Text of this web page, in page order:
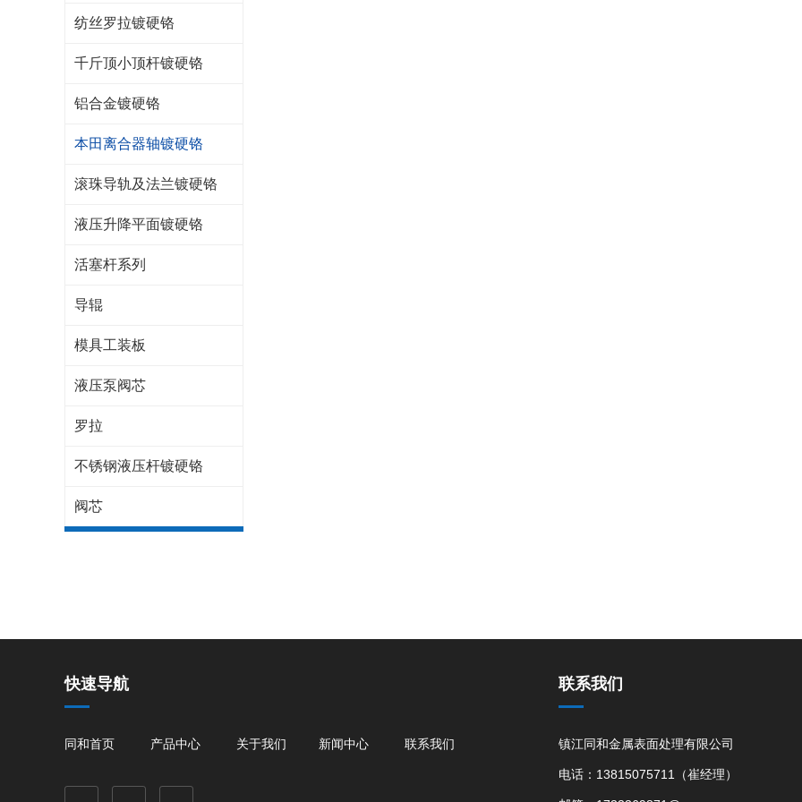
纺丝罗拉镀硬铬
千斤顶小顶杆镀硬铬
铝合金镀硬铬
本田离合器轴镀硬铬
滚珠导轨及法兰镀硬铬
液压升降平面镀硬铬
活塞杆系列
导辊
模具工装板
液压泵阀芯
罗拉
不锈钢液压杆镀硬铬
阀芯
快速导航
同和首页 产品中心 关于我们 新闻中心 联系我们
联系我们
镇江同和金属表面处理有限公司
电话：13815075711（崔经理）